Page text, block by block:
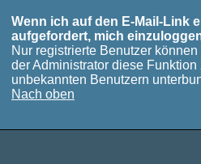
Wenn ich auf den E-Mail-Link
aufgefordert, mich
Nur registrierte Benutzer
der Administrator diese
unbekannten Benutzern
Nach oben